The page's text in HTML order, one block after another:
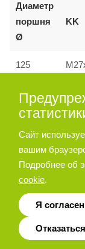
Диаметр
поршня
Ø
KK
125
160 и
200
Сайт
вашим
Подробнее об
cookie.
Я согласен
Отказаться